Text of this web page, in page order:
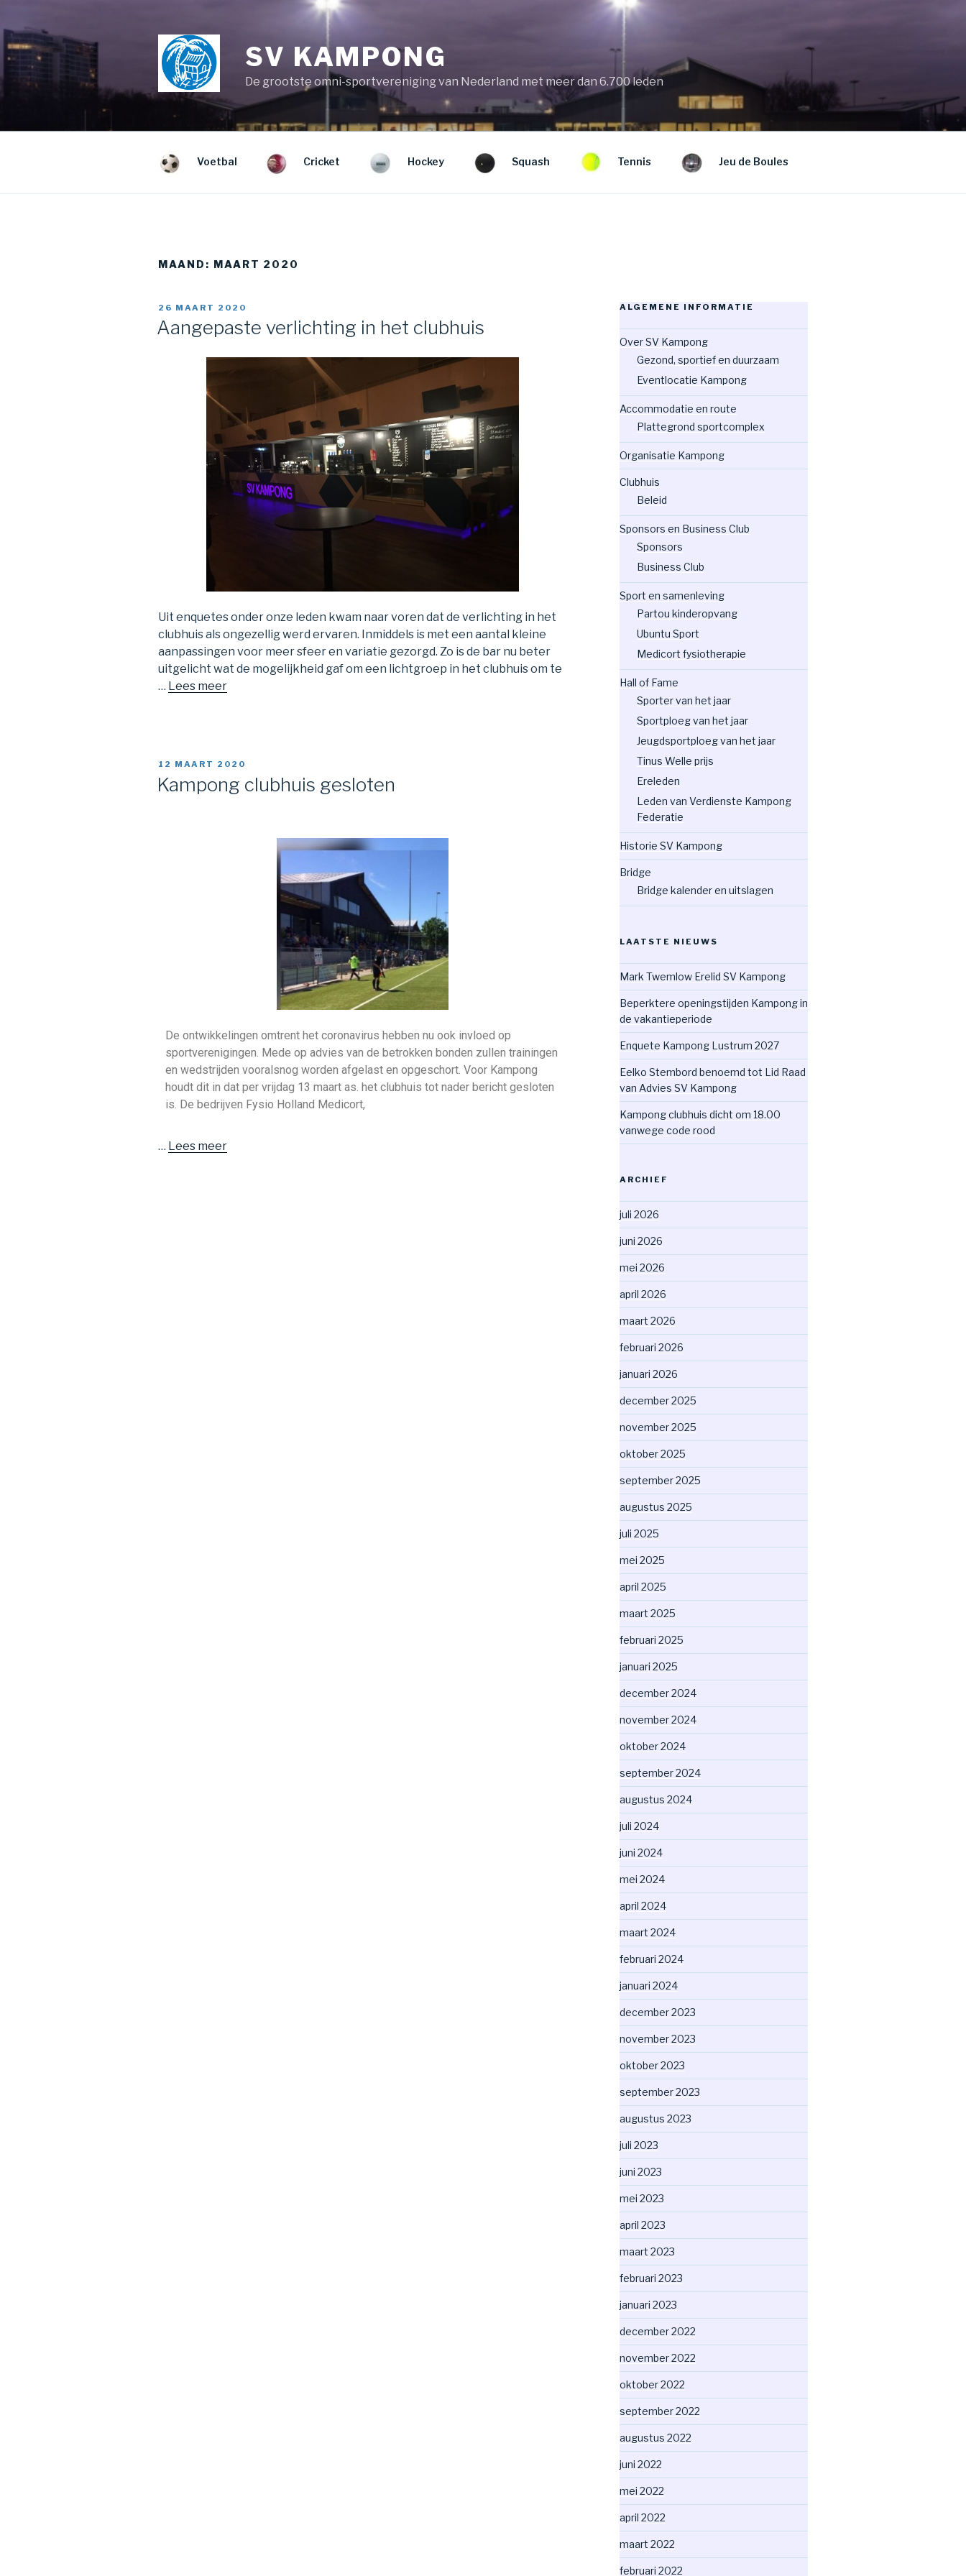
SV KAMPONG
De grootste omni-sportvereniging van Nederland met meer dan 6.700 leden
Voetbal Cricket Hockey Squash Tennis Jeu de Boules
MAAND: MAART 2020
26 MAART 2020
Aangepaste verlichting in het clubhuis
Uit enquetes onder onze leden kwam naar voren dat de verlichting in het
clubhuis als ongezellig werd ervaren. Inmiddels is met een aantal kleine
aanpassingen voor meer sfeer en variatie gezorgd. Zo is de bar nu beter
uitgelicht wat de mogelijkheid gaf om een lichtgroep in het clubhuis om te
… Lees meer
12 MAART 2020
Kampong clubhuis gesloten
De ontwikkelingen omtrent het coronavirus hebben nu ook invloed op
sportverenigingen. Mede op advies van de betrokken bonden zullen trainingen
en wedstrijden vooralsnog worden afgelast en opgeschort. Voor Kampong
houdt dit in dat per vrijdag 13 maart as. het clubhuis tot nader bericht gesloten
is. De bedrijven Fysio Holland Medicort,
… Lees meer
ALGEMENE INFORMATIE
Over SV Kampong
Gezond, sportief en duurzaam
Eventlocatie Kampong
Accommodatie en route
Plattegrond sportcomplex
Organisatie Kampong
Clubhuis
Beleid
Sponsors en Business Club
Sponsors
Business Club
Sport en samenleving
Partou kinderopvang
Ubuntu Sport
Medicort fysiotherapie
Hall of Fame
Sporter van het jaar
Sportploeg van het jaar
Jeugdsportploeg van het jaar
Tinus Welle prijs
Ereleden
Leden van Verdienste Kampong
Federatie
Historie SV Kampong
Bridge
Bridge kalender en uitslagen
LAATSTE NIEUWS
Mark Twemlow Erelid SV Kampong
Beperktere openingstijden Kampong in
de vakantieperiode
Enquete Kampong Lustrum 2027
Eelko Stembord benoemd tot Lid Raad
van Advies SV Kampong
Kampong clubhuis dicht om 18.00
vanwege code rood
ARCHIEF
juli 2026
juni 2026
mei 2026
april 2026
maart 2026
februari 2026
januari 2026
december 2025
november 2025
oktober 2025
september 2025
augustus 2025
juli 2025
mei 2025
april 2025
maart 2025
februari 2025
januari 2025
december 2024
november 2024
oktober 2024
september 2024
augustus 2024
juli 2024
juni 2024
mei 2024
april 2024
maart 2024
februari 2024
januari 2024
december 2023
november 2023
oktober 2023
september 2023
augustus 2023
juli 2023
juni 2023
mei 2023
april 2023
maart 2023
februari 2023
januari 2023
december 2022
november 2022
oktober 2022
september 2022
augustus 2022
juni 2022
mei 2022
april 2022
maart 2022
februari 2022